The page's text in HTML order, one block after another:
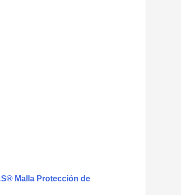
Malla Protección de